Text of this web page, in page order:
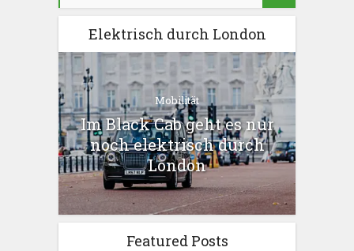
Elektrisch durch London
Mobilität
Im Black Cab geht es nur
noch elektrisch durch
London
Featured Posts